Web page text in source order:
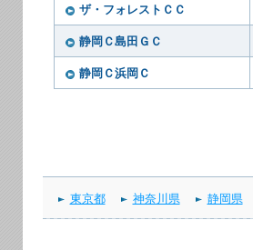
ザ・フォレストＣＣ
静岡Ｃ島田ＧＣ
静岡Ｃ浜岡Ｃ
東京都 神奈川県 静岡県